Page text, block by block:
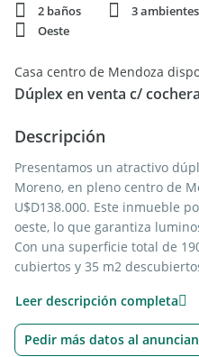
2 baños
3 ambientes
Oeste
Dúplex en venta c/
Descripción
Presentamos un atractivo
Moreno, en pleno centro de
U$D138.000. Este inmueble
oeste, lo que garantiza
Con una superficie total de
cubiertos y 35 m2
funcionalidad.
El dúplex cuenta con 2
Leer descripción completa
Pedir más datos al